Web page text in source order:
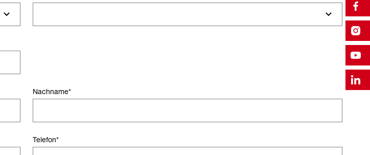
Nachname*
Telefon*